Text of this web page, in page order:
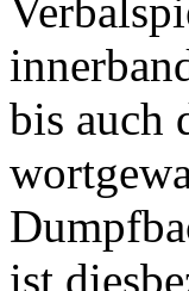
bis auch
ist